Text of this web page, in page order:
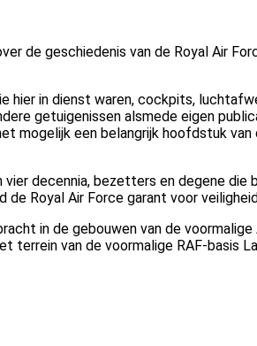
de geschiedenis van de Royal Air
hier in dienst waren, cockpits,
getuigenissen alsmede eigen
mogelijk een belangrijk hoofdstuk
vier decennia, bezetters en degene
Royal Air Force garant voor
in de gebouwen van de
terrein van de voormalige RAF-basis